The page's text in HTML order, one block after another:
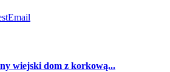
Email
wiejski dom z korkową...